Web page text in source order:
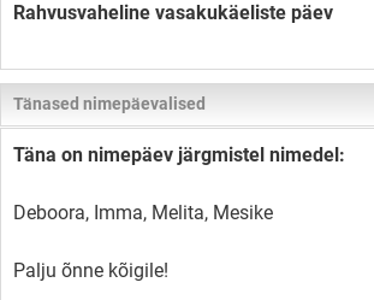
Rahvusvaheline vasakukäeliste päev
Tänased nimepäevalised
Täna on nimepäev järgmistel nimedel:
Deboora, Imma, Melita, Mesike
Palju õnne kõigile!